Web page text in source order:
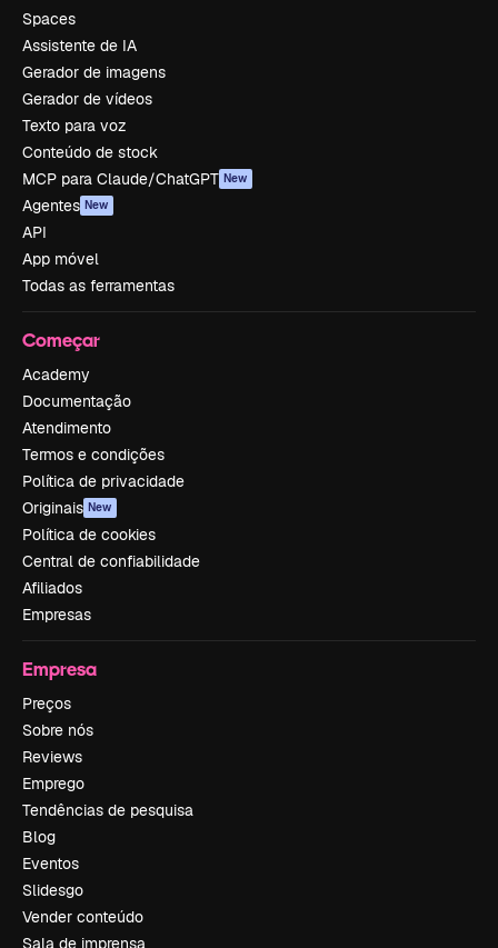
Spaces
Assistente de IA
Gerador de imagens
Gerador de vídeos
Texto para voz
Conteúdo de stock
MCP para Claude/ChatGPT New
Agentes New
API
App móvel
Todas as ferramentas
Começar
Academy
Documentação
Atendimento
Termos e condições
Política de privacidade
Originais New
Política de cookies
Central de confiabilidade
Afiliados
Empresas
Empresa
Preços
Sobre nós
Reviews
Emprego
Tendências de pesquisa
Blog
Eventos
Slidesgo
Vender conteúdo
Sala de imprensa